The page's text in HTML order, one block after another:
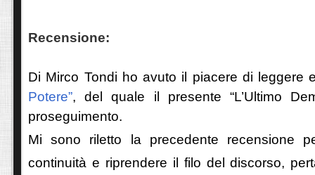
Recensione:
Di Mirco Tondi ho avuto il piacere di leggere
Potere”, del quale il presente “L’Ultimo
proseguimento.
Mi sono riletto la precedente recensione
continuità e riprendere il filo del discorso,